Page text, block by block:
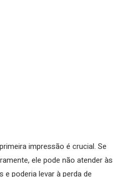
impressão é crucial. Se
ele pode não atender às
poderia levar à perda de